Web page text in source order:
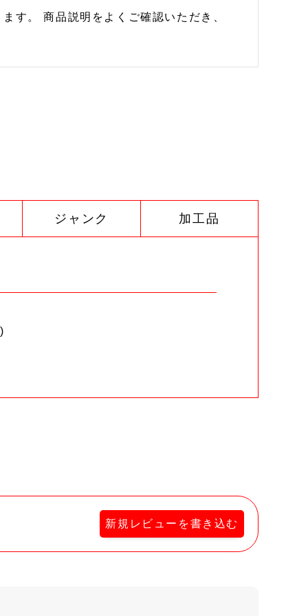
す。 商品説明をよくご確認いただき、
ジャンク 加工品
新規レビューを書き込む